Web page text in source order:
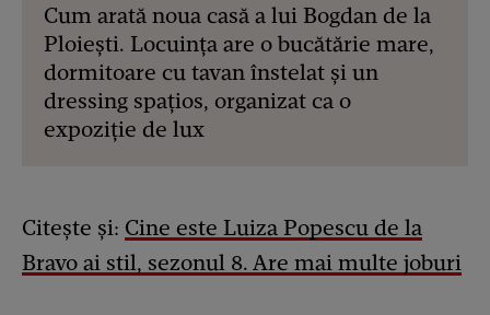
Cum arată noua casă a lui Bogdan de la
Ploiești. Locuința are o bucătărie mare,
dormitoare cu tavan înstelat și un
dressing spațios, organizat ca o
expoziție de lux
Citește și: Cine este Luiza Popescu de la
Bravo ai stil, sezonul 8. Are mai multe joburi